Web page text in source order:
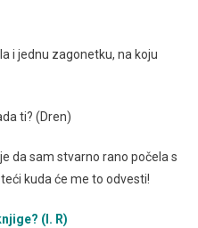
i jednu zagonetku, na koju
ti? (Dren)
da sam stvarno rano počela s
kuda će me to odvesti!
(I. R)